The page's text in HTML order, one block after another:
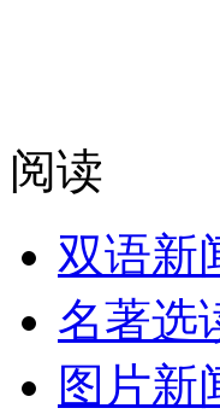
阅读
双语新
名著选
图片新